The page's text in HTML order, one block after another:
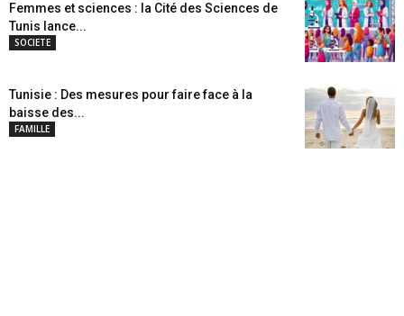
Femmes et sciences : la Cité des Sciences de
Tunis lance...
SOCIETE
Tunisie : Des mesures pour faire face à la
baisse des...
FAMILLE